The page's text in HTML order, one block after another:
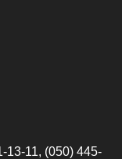
13-11, (050) 445-